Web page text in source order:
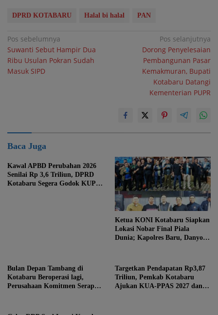
DPRD KOTABARU Halal bi halal PAN
Navigasi
pos
Pos sebelumnya
Suwanti Sebut Hampir Dua
Ribu Usulan Pokran Sudah
Masuk SIPD
Pos selanjutnya
Dorong Penyelesaian
Pembangunan Pasar
Kemakmuran, Bupati
Kotabaru Datangi
Kementerian PUPR
Baca Juga
Kawal APBD Perubahan 2026
Senilai Rp 3,6 Triliun, DPRD
Kotabaru Segera Godok KUPA-
Ketua KONI Kotabaru Siapkan
Lokasi Nobar Final Piala
Dunia; Kapolres Baru, Danyon
Bulan Depan Tambang di
Kotabaru Beroperasi lagi,
Perusahaan Komitmen Serap
Targetkan Pendapatan Rp3,87
Triliun, Pemkab Kotabaru
Ajukan KUA-PPAS 2027 dan 3